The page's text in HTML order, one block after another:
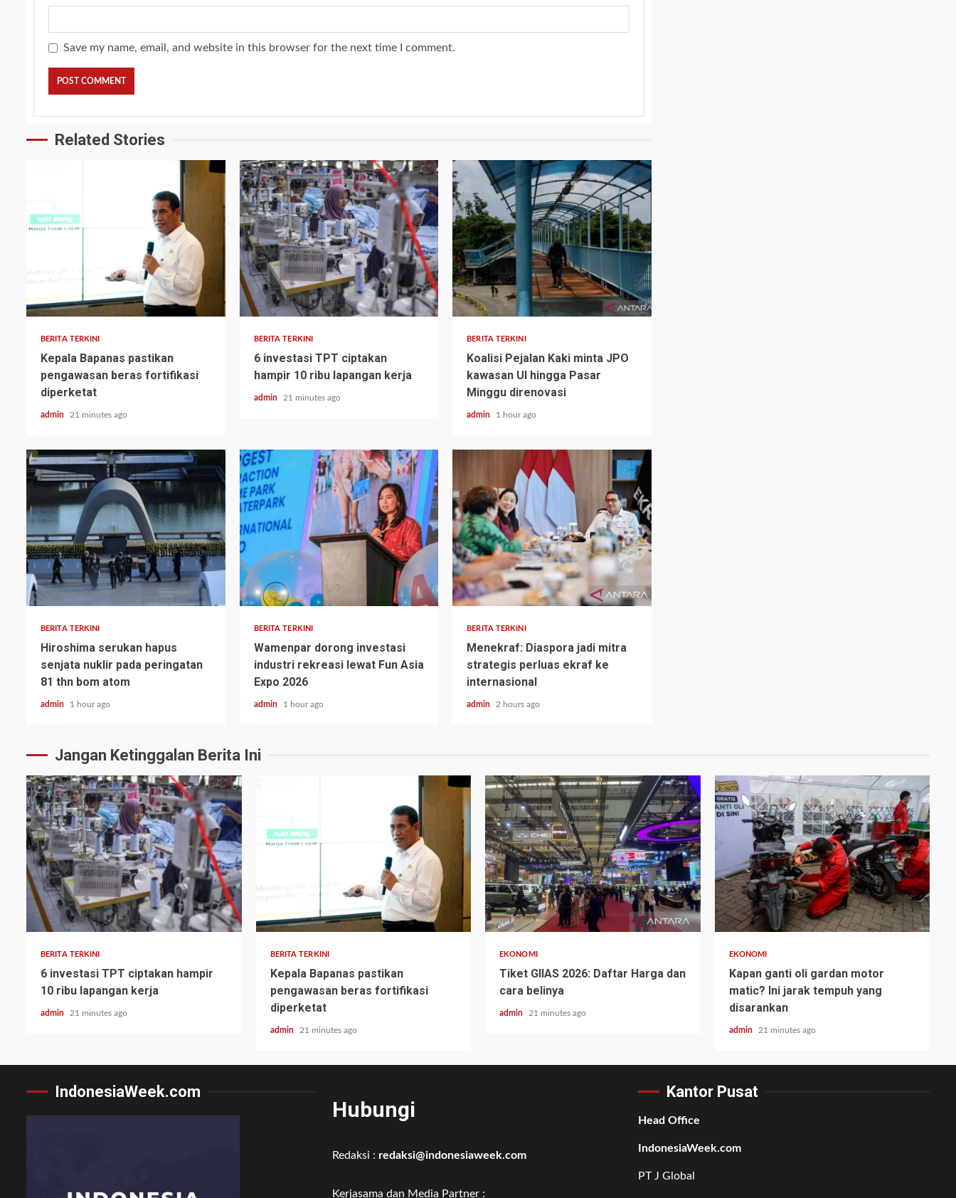
Save my name, email, and website in this browser for the next time I comment.
Related Stories
BERITA TERKINI
Kepala Bapanas pastikan
pengawasan beras fortifikasi
diperketat
admin 21 minutes ago
BERITA TERKINI
6 investasi TPT ciptakan
hampir 10 ribu lapangan kerja
admin 21 minutes ago
BERITA TERKINI
Koalisi Pejalan Kaki minta JPO
kawasan UI hingga Pasar
Minggu direnovasi
admin 1 hour ago
BERITA TERKINI
Hiroshima serukan hapus
senjata nuklir pada peringatan
81 thn bom atom
admin 1 hour ago
BERITA TERKINI
Wamenpar dorong investasi
industri rekreasi lewat Fun Asia
Expo 2026
admin 1 hour ago
BERITA TERKINI
Menekraf: Diaspora jadi mitra
strategis perluas ekraf ke
internasional
admin 2 hours ago
Jangan Ketinggalan Berita Ini
BERITA TERKINI
6 investasi TPT ciptakan hampir
10 ribu lapangan kerja
admin 21 minutes ago
BERITA TERKINI
Kepala Bapanas pastikan
pengawasan beras fortifikasi
diperketat
admin 21 minutes ago
EKONOMI
Tiket GIIAS 2026: Daftar Harga dan
cara belinya
admin 21 minutes ago
EKONOMI
Kapan ganti oli gardan motor
matic? Ini jarak tempuh yang
disarankan
admin 21 minutes ago
IndonesiaWeek.com
Hubungi
Redaksi : redaksi@indonesiaweek.com
Kerjasama dan Media Partner :
Kantor Pusat
Head Office
IndonesiaWeek.com
PT J Global